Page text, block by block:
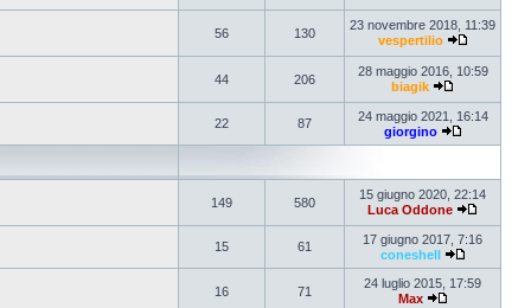
56 130
23 novembre 2018, 11:39
vespertilio
44 206
28 maggio 2016, 10:59
biagik
22 87
24 maggio 2021, 16:14
giorgino
149 580
15 giugno 2020, 22:14
Luca Oddone
15 61
17 giugno 2017, 7:16
coneshell
16 71
24 luglio 2015, 17:59
Max